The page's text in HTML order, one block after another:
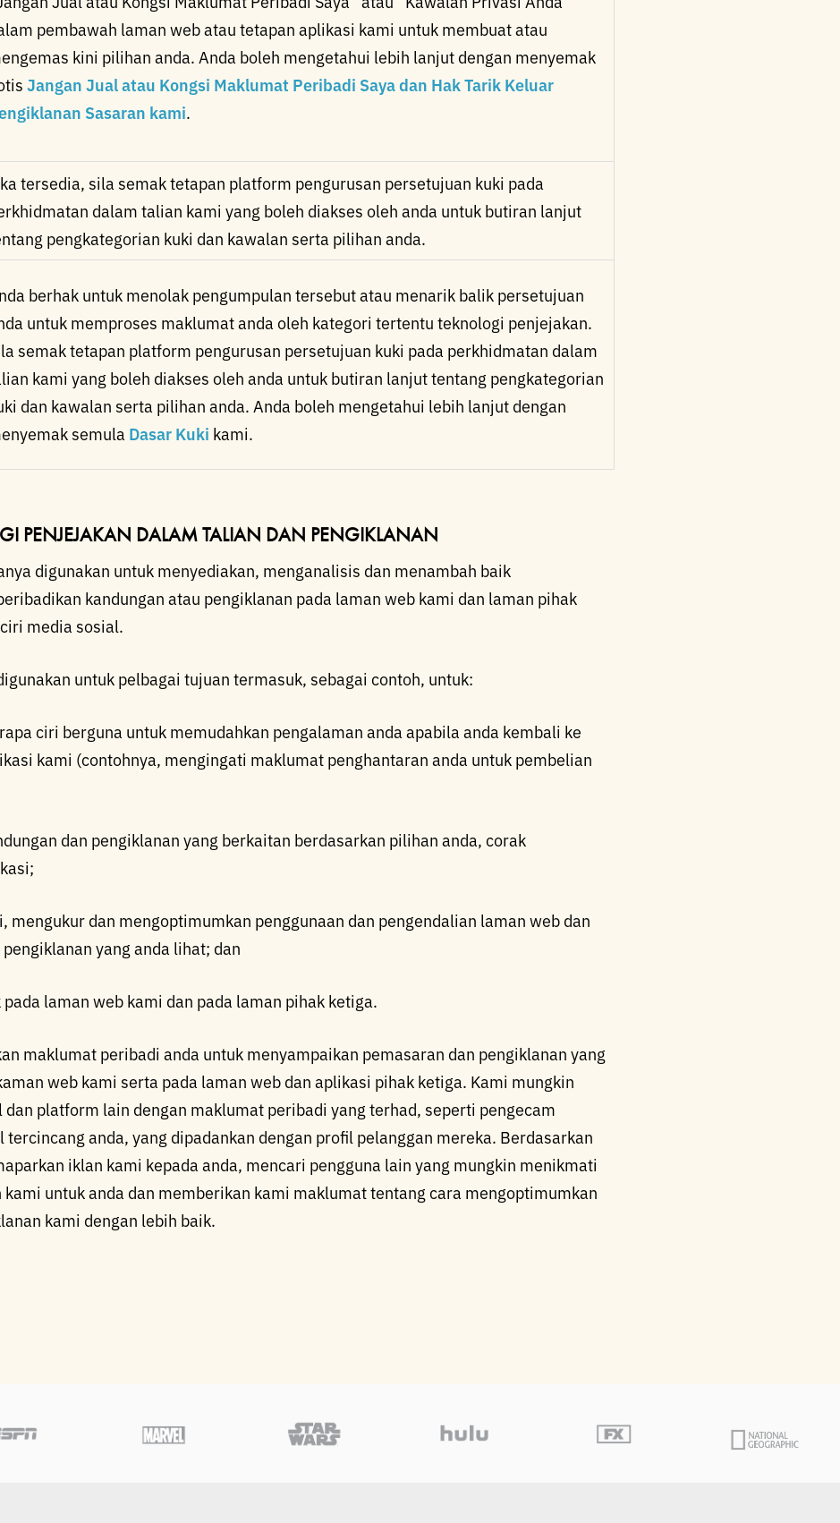
pembawah laman web atau tetapan aplikasi kami untuk membuat atau
kini pilihan anda. Anda boleh mengetahui lebih lanjut dengan menyemak
Jangan Jual atau Kongsi Maklumat Peribadi Saya dan Hak Tarik Keluar
Sasaran kami.
tersedia, sila semak tetapan platform pengurusan persetujuan kuki pada
dalam talian kami yang boleh diakses oleh anda untuk butiran lanjut
pengkategorian kuki dan kawalan serta pilihan anda.
berhak untuk menolak pengumpulan tersebut atau menarik balik persetujuan
untuk memproses maklumat anda oleh kategori tertentu teknologi penjejakan.
semak tetapan platform pengurusan persetujuan kuki pada perkhidmatan dalam
kami yang boleh diakses oleh anda untuk butiran lanjut tentang pengkategorian
dan kawalan serta pilihan anda. Anda boleh mengetahui lebih lanjut dengan
semula Dasar Kuki kami.
PENJEJAKAN DALAM TALIAN DAN PENGIKLANAN
digunakan untuk menyediakan, menganalisis dan menambah baik
kandungan atau pengiklanan pada laman web kami dan laman pihak
media sosial.
untuk pelbagai tujuan termasuk, sebagai contoh, untuk:
ciri berguna untuk memudahkan pengalaman anda apabila anda kembali ke
kami (contohnya, mengingati maklumat penghantaran anda untuk pembelian
dan pengiklanan yang berkaitan berdasarkan pilihan anda, corak
mengukur dan mengoptimumkan penggunaan dan pengendalian laman web dan
yang anda lihat; dan
laman web kami dan pada laman pihak ketiga.
maklumat peribadi anda untuk menyampaikan pemasaran dan pengiklanan yang
web kami serta pada laman web dan aplikasi pihak ketiga. Kami mungkin
platform lain dengan maklumat peribadi yang terhad, seperti pengecam
anda, yang dipadankan dengan profil pelanggan mereka. Berdasarkan
iklan kami kepada anda, mencari pengguna lain yang mungkin menikmati
untuk anda dan memberikan kami maklumat tentang cara mengoptimumkan
kami dengan lebih baik.